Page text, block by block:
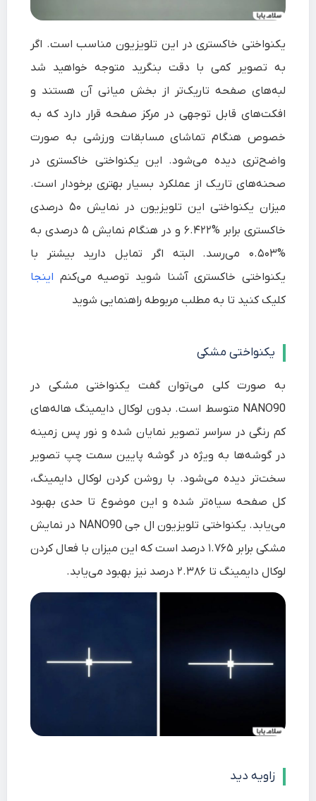
یکنواختی خاکستری در این تلویزیون مناسب است. اگر
به تصویر کمی با دقت بنگرید متوجه خواهید شد
لبه‌های صفحه تاریک‌تر از بخش میانی آن هستند و
افکت‌های قابل توجهی در مرکز صفحه قرار دارد که به
خصوص هنگام تماشای مسابقات ورزشی به صورت
واضح‌تری دیده‌ می‌شود. این یکنواختی خاکستری در
صحنه‌های تاریک از عملکرد بسیار بهتری برخودار است.
میزان یکنواختی این تلویزیون در نمایش ۵۰ درصدی
خاکستری برابر %۶.۴۲۲ و در هنگام نمایش ۵ درصدی به
%۰.۵۰۳ می‌رسد. البته اگر تمایل دارید بیشتر با
یکنواختی خاکستری آشنا شوید توصیه می‌کنم اینجا
کلیک کنید تا به مطلب مربوطه راهنمایی شوید
یکنواختی مشکی
به صورت کلی می‌توان گفت یکنواختی مشکی در
NANO90 متوسط است. بدون لوکال دایمینگ هاله‌های
کم رنگی در سراسر تصویر نمایان شده و نور پس زمینه
در گوشه‌ها به ویژه در گوشه پایین سمت چپ تصویر
سخت‌تر دیده می‌شود. با روشن کردن لوکال دایمینگ،
کل صفحه سیاه‌تر شده و این موضوع تا حدی بهبود
می‌یابد. یکنواختی تلویزیون ال جی NANO90 در نمایش
مشکی برابر ۱.۷۶۵ درصد است که این میزان با فعال کردن
لوکال دایمینگ تا ۲.۳۸۶ درصد نیز بهبود می‌یابد.
زاویه دید